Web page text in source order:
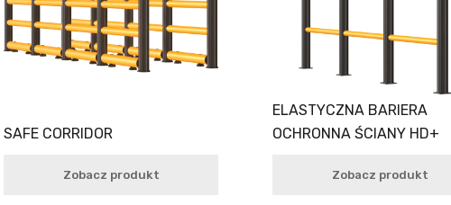
SAFE CORRIDOR
Zobacz produkt
ELASTYCZNA BARIERA
OCHRONNA ŚCIANY HD+
Zobacz produkt